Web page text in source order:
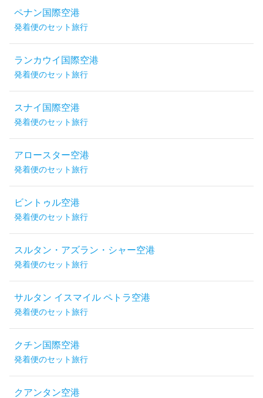
ペナン国際空港
発着便のセット旅行
ランカウイ国際空港
発着便のセット旅行
スナイ国際空港
発着便のセット旅行
アロースター空港
発着便のセット旅行
ビントゥル空港
発着便のセット旅行
スルタン・アズラン・シャー空港
発着便のセット旅行
サルタン イスマイル ペトラ空港
発着便のセット旅行
クチン国際空港
発着便のセット旅行
クアンタン空港